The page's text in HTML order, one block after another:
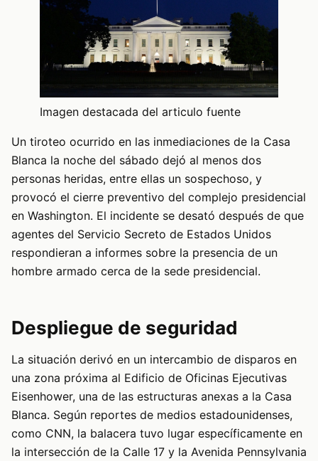
Imagen destacada del articulo fuente
Un tiroteo ocurrido en las inmediaciones de la Casa
Blanca la noche del sábado dejó al menos dos
personas heridas, entre ellas un sospechoso, y
provocó el cierre preventivo del complejo presidencial
en Washington. El incidente se desató después de que
agentes del Servicio Secreto de Estados Unidos
respondieran a informes sobre la presencia de un
hombre armado cerca de la sede presidencial.
Despliegue de seguridad
La situación derivó en un intercambio de disparos en
una zona próxima al Edificio de Oficinas Ejecutivas
Eisenhower, una de las estructuras anexas a la Casa
Blanca. Según reportes de medios estadounidenses,
como CNN, la balacera tuvo lugar específicamente en
la intersección de la Calle 17 y la Avenida Pennsylvania